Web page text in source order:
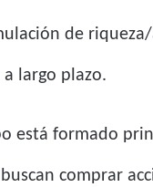
de
largo plazo.
está formado
comprar